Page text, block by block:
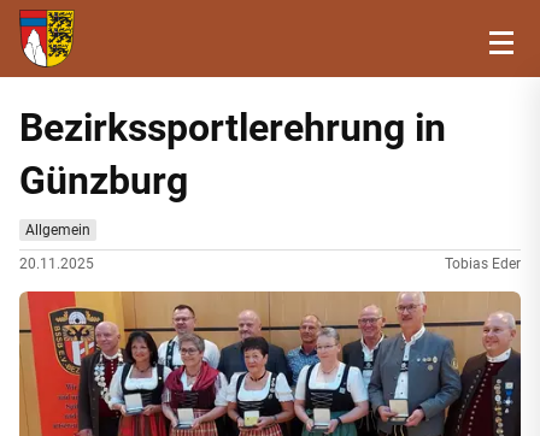
Bezirkssportlerehrung in
Günzburg
Allgemein
20.11.2025
Tobias Eder